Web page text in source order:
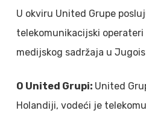
U okviru United Grupe
telekomunikacijski
medijskog sadržaja u
O United Grupi: United
Holandiji, vodeći je